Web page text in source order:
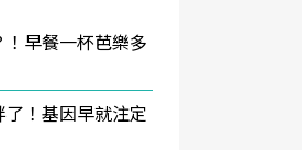
早餐一杯芭樂多
！基因早就注定